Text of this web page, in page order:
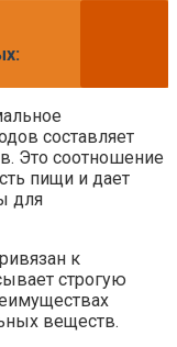
составляет
Это соотношение
пищи и дает
для
к
строгую
веществ.